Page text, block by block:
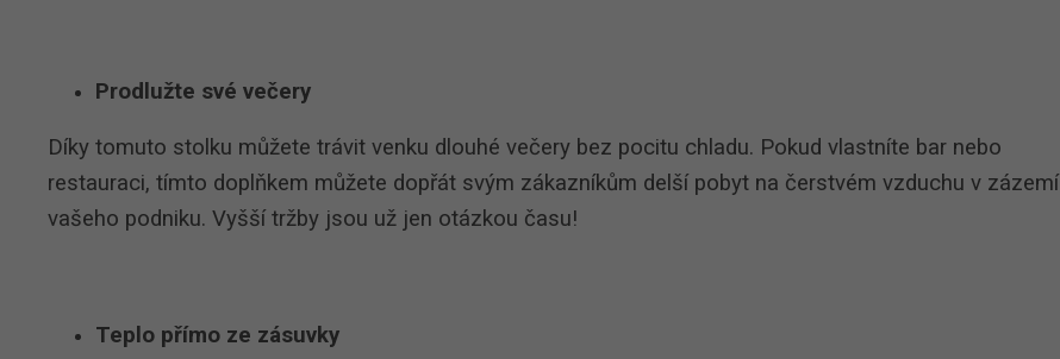
Prodlužte své večery
Díky tomuto stolku můžete trávit venku dlouhé večery bez pocitu chladu. Pokud vlastníte bar nebo
restauraci, tímto doplňkem můžete dopřát svým zákazníkům delší pobyt na čerstvém vzduchu v zázemí
vašeho podniku. Vyšší tržby jsou už jen otázkou času!
Teplo přímo ze zásuvky